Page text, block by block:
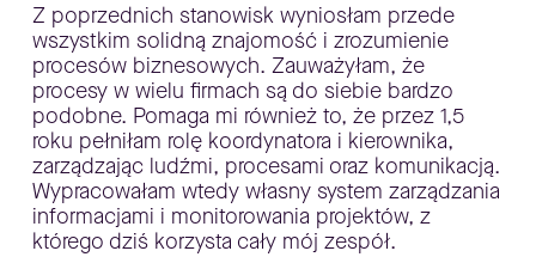
Z poprzednich stanowisk wyniosłam przede
wszystkim solidną znajomość i zrozumienie
procesów biznesowych. Zauważyłam, że
procesy w wielu firmach są do siebie bardzo
podobne. Pomaga mi również to, że przez 1,5
roku pełniłam rolę koordynatora i kierownika,
zarządzając ludźmi, procesami oraz komunikacją.
Wypracowałam wtedy własny system zarządzania
informacjami i monitorowania projektów, z
którego dziś korzysta cały mój zespół.